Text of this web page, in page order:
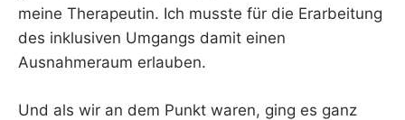
meine Therapeutin. Ich musste für die Erarbeitung
des inklusiven Umgangs damit einen
Ausnahmeraum erlauben.
Und als wir an dem Punkt waren, ging es ganz